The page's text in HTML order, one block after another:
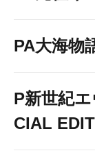
PA大海物
P新世紀
CIAL